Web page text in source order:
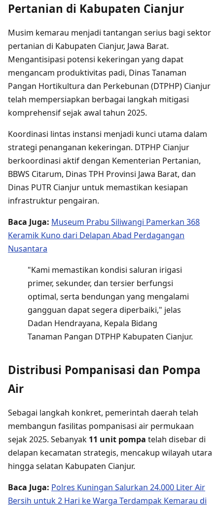
Pertanian di Kabupaten Cianjur
Musim kemarau menjadi tantangan serius bagi sektor
pertanian di Kabupaten Cianjur, Jawa Barat.
Mengantisipasi potensi kekeringan yang dapat
mengancam produktivitas padi, Dinas Tanaman
Pangan Hortikultura dan Perkebunan (DTPHP) Cianjur
telah mempersiapkan berbagai langkah mitigasi
komprehensif sejak awal tahun 2025.
Koordinasi lintas instansi menjadi kunci utama dalam
strategi penanganan kekeringan. DTPHP Cianjur
berkoordinasi aktif dengan Kementerian Pertanian,
BBWS Citarum, Dinas TPH Provinsi Jawa Barat, dan
Dinas PUTR Cianjur untuk memastikan kesiapan
infrastruktur pengairan.
Baca Juga: Museum Prabu Siliwangi Pamerkan 368
Keramik Kuno dari Delapan Abad Perdagangan
Nusantara
"Kami memastikan kondisi saluran irigasi
primer, sekunder, dan tersier berfungsi
optimal, serta bendungan yang mengalami
gangguan dapat segera diperbaiki," jelas
Dadan Hendrayana, Kepala Bidang
Tanaman Pangan DTPHP Kabupaten Cianjur.
Distribusi Pompanisasi dan Pompa
Air
Sebagai langkah konkret, pemerintah daerah telah
membangun fasilitas pompanisasi air permukaan
sejak 2025. Sebanyak 11 unit pompa telah disebar di
delapan kecamatan strategis, mencakup wilayah utara
hingga selatan Kabupaten Cianjur.
Baca Juga: Polres Kuningan Salurkan 24.000 Liter Air
Bersih untuk 2 Hari ke Warga Terdampak Kemarau di